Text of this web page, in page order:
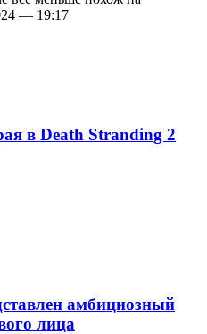
— 19:17
в Death Stranding 2
амбициозный
лица